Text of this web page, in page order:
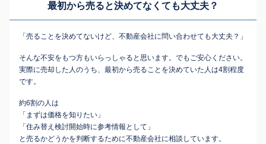
最初から売ると決めてなくても大丈夫？
「売ることを決めてないけど、不動産会社に問い合わせても大丈夫？」
そんな不安をもつ方もいらっしゃると思います。でもご安心ください。
実際に売却した人のうち、最初から売ることを決めていた人は4割程度
です。
約6割の人は
「まずは価格を知りたい」
「住み替え検討開始時に参考情報として」
と売るかどうかを判断するために不動産会社に相談しています。